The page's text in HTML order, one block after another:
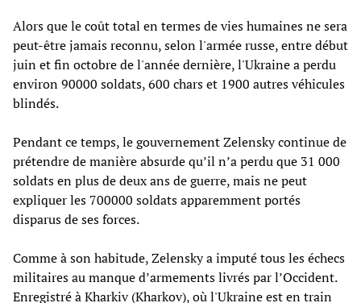
Alors que le coût total en termes de vies humaines ne sera
peut-être jamais reconnu, selon l'armée russe, entre début
juin et fin octobre de l'année dernière, l'Ukraine a perdu
environ 90000 soldats, 600 chars et 1900 autres véhicules
blindés.
Pendant ce temps, le gouvernement Zelensky continue de
prétendre de manière absurde qu’il n’a perdu que 31 000
soldats en plus de deux ans de guerre, mais ne peut
expliquer les 700000 soldats apparemment portés
disparus de ses forces.
Comme à son habitude, Zelensky a imputé tous les échecs
militaires au manque d’armements livrés par l’Occident.
Enregistré à Kharkiv (Kharkov), où l'Ukraine est en train